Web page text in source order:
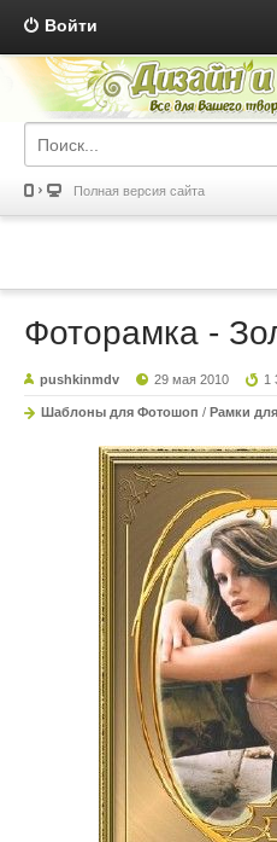
Войти
Полная версия сайта
Фоторамка -
pushkinmdv 29 мая 2010 1
Шаблоны для Фотошоп / Рамки